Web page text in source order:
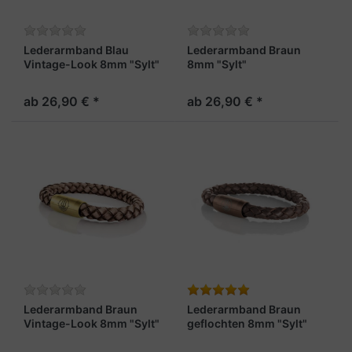
Lederarmband Blau
Vintage-Look 8mm "Sylt"
ab 26,90 € *
Lederarmband Braun
8mm "Sylt"
ab 26,90 € *
Lederarmband Braun
Vintage-Look 8mm "Sylt"
Lederarmband Braun
geflochten 8mm "Sylt"